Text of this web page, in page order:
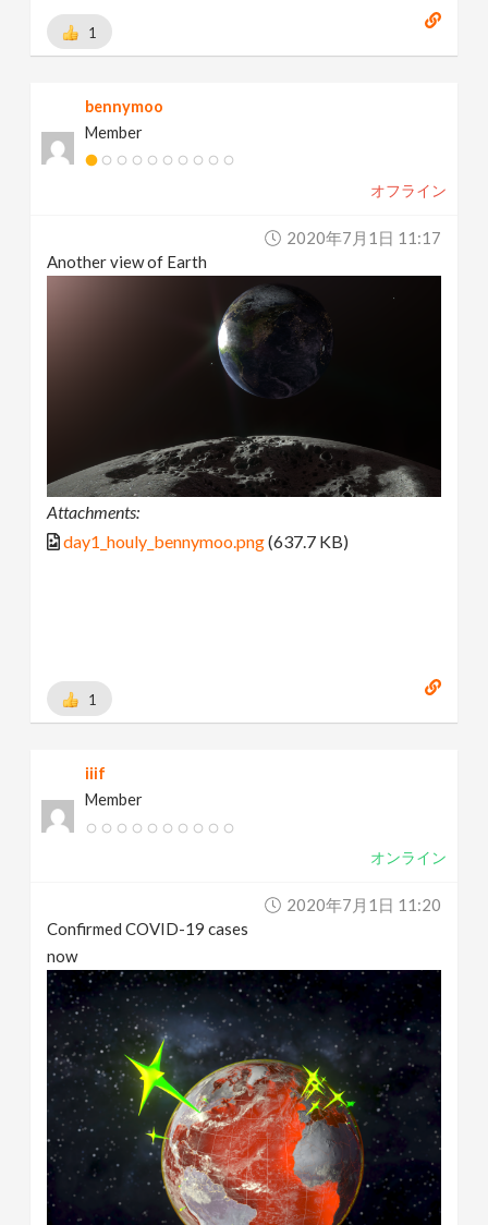
1
bennymoo
Member
オフライン
2020年7月1日 11:17
Another view of Earth
Attachments:
day1_houly_bennymoo.png(637.7 KB)
1
iiif
Member
オンライン
2020年7月1日 11:20
Confirmed COVID-19 cases
now